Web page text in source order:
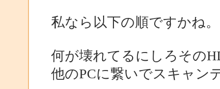
私なら以下の順ですかね。
何が壊れてるにしろその
他のPCに繋いでスキャン